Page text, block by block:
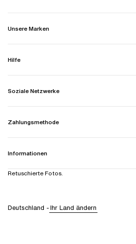
Unsere Marken
Hilfe
Soziale Netzwerke
Zahlungsmethode
Informationen
Retuschierte Fotos.
Deutschland -Ihr Land ändern